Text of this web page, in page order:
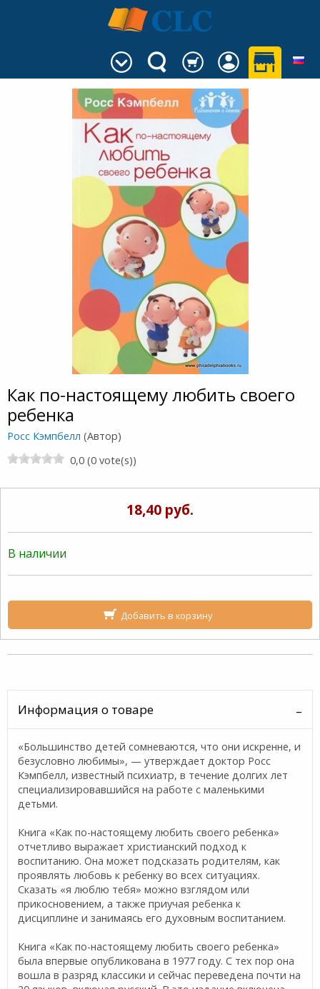
Как по-настоящему любить своего
ребенка
Росс Кэмпбелл (Автор)
0,0 (0 vote(s))
18,40 руб.
В наличии
Добавить в корзину
Информация о товаре
«Большинство детей сомневаются, что они искренне, и
безусловно любимы», — утверждает доктор Росс
Кэмпбелл, известный психиатр, в течение долгих лет
специализировавшийся на работе с маленькими
детьми.
Книга «Как по-настоящему любить своего ребенка»
отчетливо выражает христианский подход к
воспитанию. Она может подсказать родителям, как
проявлять любовь к ребенку во всех ситуациях.
Сказать «я люблю тебя» можно взглядом или
прикосновением, а также приучая ребенка к
дисциплине и занимаясь его духовным воспитанием.
Книга «Как по-настоящему любить своего ребенка»
была впервые опубликована в 1977 году. С тех пор она
вошла в разряд классики и сейчас переведена почти на